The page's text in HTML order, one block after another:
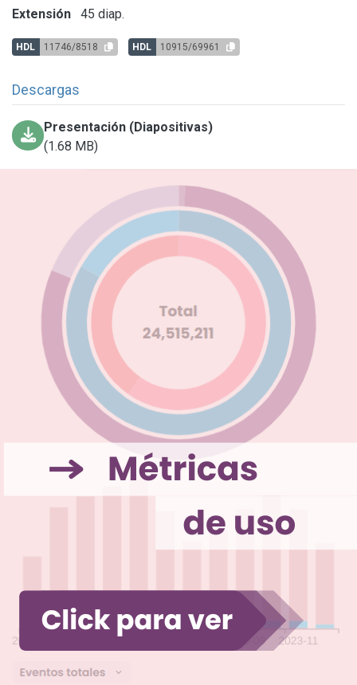
Extensión 45 diap.
HDL 11746/8518 HDL 10915/69961
Descargas
Presentación (Diapositivas)
(1.68 MB)